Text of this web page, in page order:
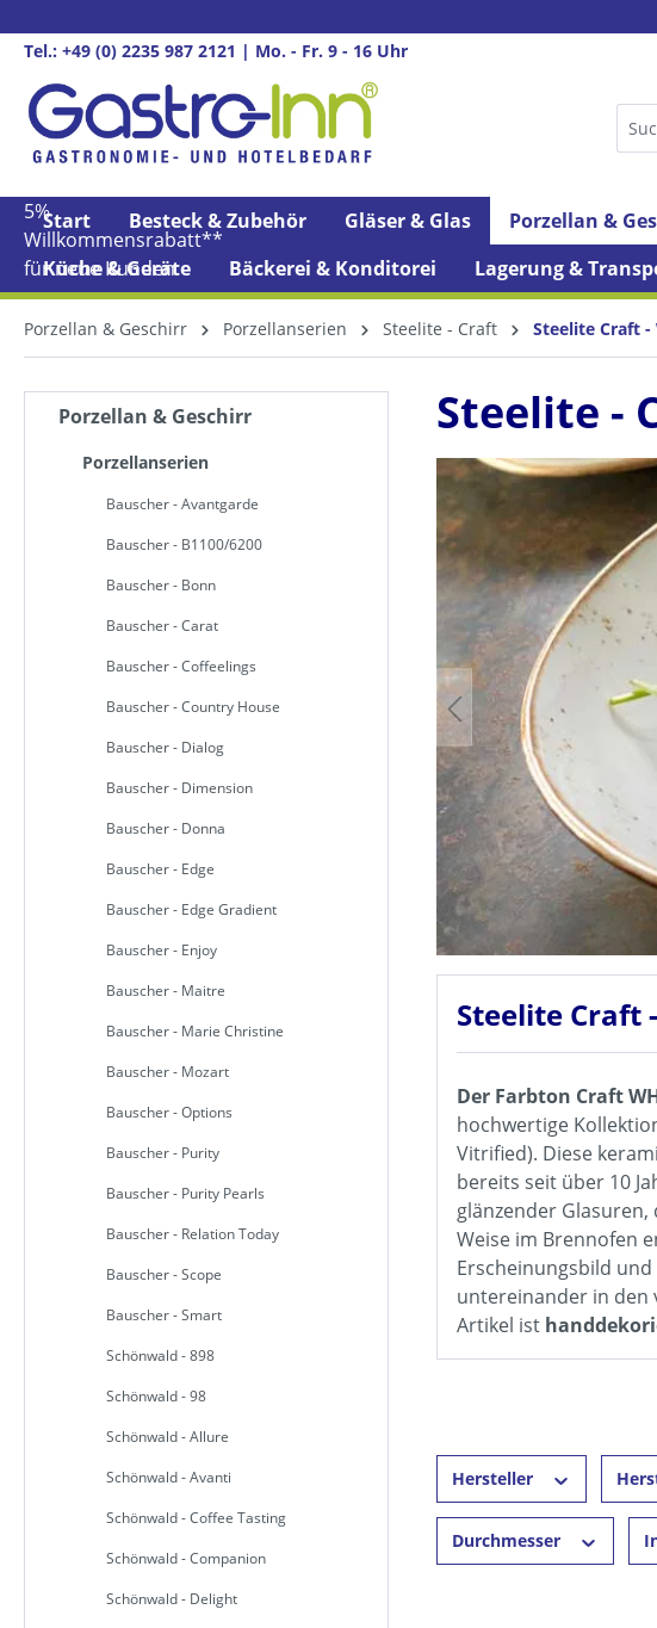
Zur Hauptnavigation springen
Tel.: +49 (0) 2235 987 2121 | Mo. - Fr. 9 - 16 Uhr
5%
Willkommens­rabatt**
für neue Kunden
Start Besteck & Zubehör Gläser & Glas Porzellan &
Küche & Geräte
Bäckerei & Konditorei Lagerung &
Porzellan & Geschirr Porzellanserien Steelite - Craft Steelite Craft -
Porzellan & Geschirr
Porzellanserien
Bauscher - Avantgarde
Bauscher - B1100/6200
Bauscher - Bonn
Bauscher - Carat
Bauscher - Coffeelings
Bauscher - Country House
Bauscher - Dialog
Bauscher - Dimension
Bauscher - Donna
Bauscher - Edge
Bauscher - Edge Gradient
Bauscher - Enjoy
Bauscher - Maitre
Bauscher - Marie Christine
Bauscher - Mozart
Bauscher - Options
Bauscher - Purity
Bauscher - Purity Pearls
Bauscher - Relation Today
Bauscher - Scope
Bauscher - Smart
Schönwald - 898
Schönwald - 98
Schönwald - Allure
Schönwald - Avanti
Schönwald - Coffee Tasting
Schönwald - Companion
Schönwald - Delight
Steelite -
Steelite Craft
Der Farbton Craft
hochwertige
Vitrified). Diese
bereits seit über 10
glänzender
Weise im Brennofen
Erscheinungsbild
untereinander in den
Artikel ist
Hersteller
Durchmesser